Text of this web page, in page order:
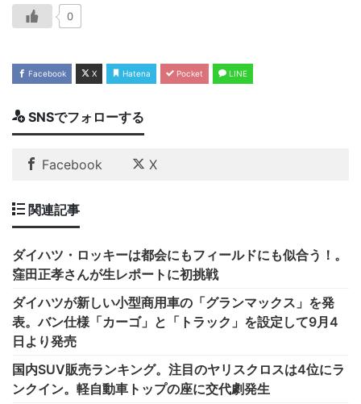
0
Facebook X Hatena Pocket LINE
SNSでフォローする
Facebook X
関連記事
ダイハツ・ロッキーは都会にもフィールドにも似合う！。
窪田正孝さんが生レポートに初挑戦
ダイハツが新しい小型商用車の「グランマックス」を発
表。バン仕様「カーゴ」と「トラック」を設定して9月4
日より発売
国内SUV販売ランキング。注目のヤリスクロスは4位にラ
ンクイン。軽自動車トップの座に交代劇発生